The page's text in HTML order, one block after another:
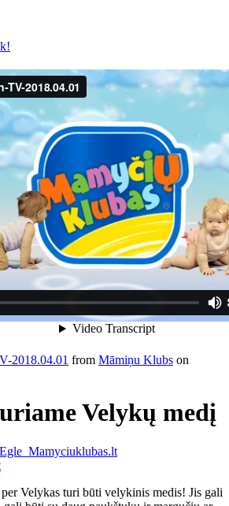
2018.04.01 from Māmiņu Klubs on
Velykų medį
Velykas turi būti velykinis medis! Jis gali